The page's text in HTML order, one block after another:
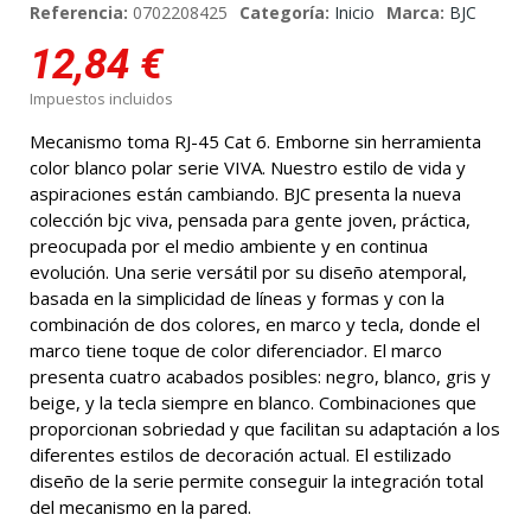
Referencia: 0702208425 Categoría: Inicio Marca: BJC
12,84 €
Impuestos incluidos
Mecanismo toma RJ-45 Cat 6. Emborne sin herramienta
color blanco polar serie VIVA. Nuestro estilo de vida y
aspiraciones están cambiando. BJC presenta la nueva
colección bjc viva, pensada para gente joven, práctica,
preocupada por el medio ambiente y en continua
evolución. Una serie versátil por su diseño atemporal,
basada en la simplicidad de líneas y formas y con la
combinación de dos colores, en marco y tecla, donde el
marco tiene toque de color diferenciador. El marco
presenta cuatro acabados posibles: negro, blanco, gris y
beige, y la tecla siempre en blanco. Combinaciones que
proporcionan sobriedad y que facilitan su adaptación a los
diferentes estilos de decoración actual. El estilizado
diseño de la serie permite conseguir la integración total
del mecanismo en la pared.